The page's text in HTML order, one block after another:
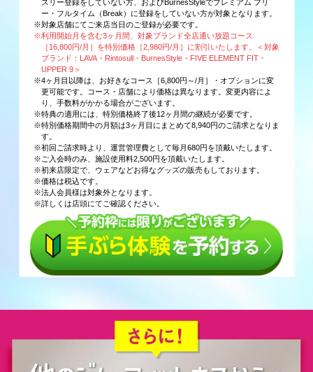
スリー登録をしていない方、およびBurnesStyleでプレミアム フリ
ー・フルタイム（Break）に登録をしていない方が対象となります。
※対象店舗にてご来店当日のご登録が必要です。
※利用開始月を含む3ヶ月間、対象ブランド全店通い放題コース
［16,800円/月］を特別価格［2,980円/月］に割引いたします。＜対象
ブランド：LAVA・Rintosull・BurnesStyle・FIVE ELEMENT FIT・
UPPER 9＞
※4ヶ月目以降は、お好きなコース［6,800円～/月］・オプションに変
更可能です。コース・店舗により価格は異なります。変更内容によ
り、手数料がかかる場合がございます。
※特典の適用には、特別価格終了後12ヶ月間の継続が必要です。
※特別価格期間中の月額は3ヶ月目にまとめて8,940円のご請求となりま
す。
※初回ご請求時より、運営管理費として毎月680円を頂戴いたします。
※ご入会時のみ、施設使用料2,500円を頂戴いたします。
※初来店限定で、ウェアなどお得なグッズの販売もしております。
※価格は税込です。
※法人会員様は対象外となります。
※詳しくは店頭にてご確認ください。